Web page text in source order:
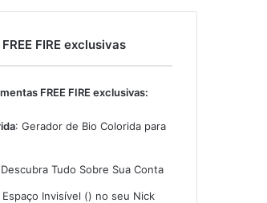
FIRE exclusivas
FREE FIRE exclusivas:
: Gerador de Bio Colorida para
Descubra Tudo Sobre Sua Conta
Espaço Invisível (ㅤ) no seu Nick